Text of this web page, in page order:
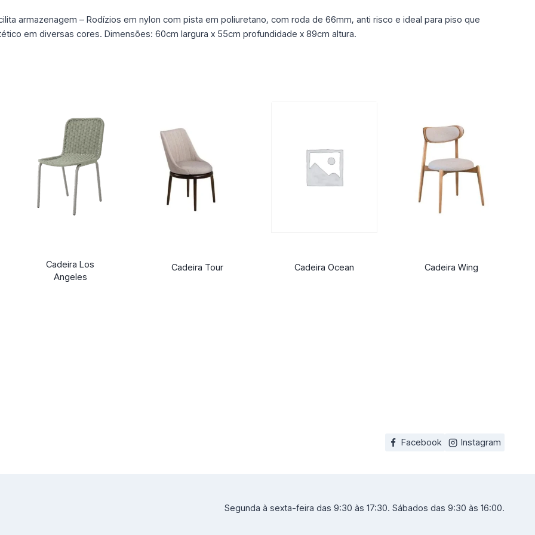
armazenagem – Rodízios em nylon com pista em poliuretano, com roda de 66mm, anti risco e ideal para piso que
em diversas cores. Dimensões: 60cm largura x 55cm profundidade x 89cm altura.
Cadeira Los
Angeles
Cadeira Tour Cadeira Ocean Cadeira Wing
Facebook Instagram
Segunda à sexta-feira das 9:30 às 17:30. Sábados das 9:30 às 16:00.